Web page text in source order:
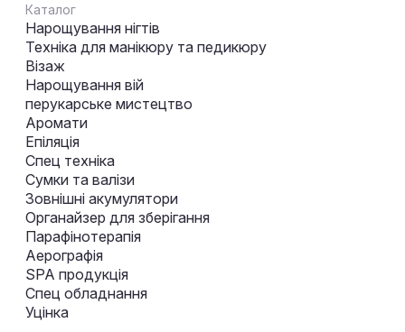
Каталог
Нарощування нігтів
Техніка для манікюру та педикюру
Візаж
Нарощування вій
перукарське мистецтво
Аромати
Епіляція
Спец техніка
Сумки та валізи
Зовнішні акумулятори
Органайзер для зберігання
Парафінотерапія
Аерографія
SPA продукція
Спец обладнання
Уцінка